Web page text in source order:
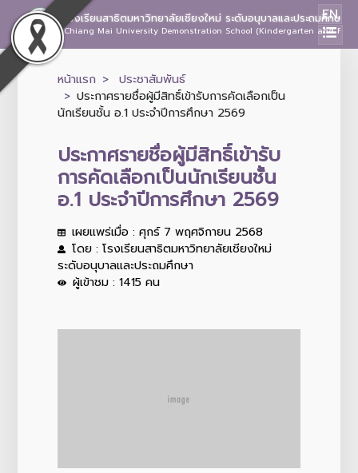
โรงเรียนสาธิตมหาวิทยาลัยเชียงใหม่ ระดับอนุบาลและประถมศึกษา
Chiang Mai University Demonstration School (Kindergarten and
EN
หน้าแรก
ประชาสัมพันธ์
ประกาศรายชื่อผู้มีสิทธิ์เข้ารับการคัดเลือกเป็น
นักเรียนชั้น อ.1 ประจำปีการศึกษา 2569
ประกาศรายชื่อผู้มีสิทธิ์เข้ารับ
การคัดเลือกเป็นนักเรียนชั้น
อ.1 ประจำปีการศึกษา 2569
เผยแพร่เมื่อ : ศุกร์ 7 พฤศจิกายน 2568
โดย : โรงเรียนสาธิตมหาวิทยาลัยเชียงใหม่
ระดับอนุบาลและประถมศึกษา
ผู้เข้าชม : 1415 คน